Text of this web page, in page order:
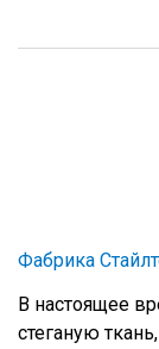
Фабрика
В настоящее
стеганую